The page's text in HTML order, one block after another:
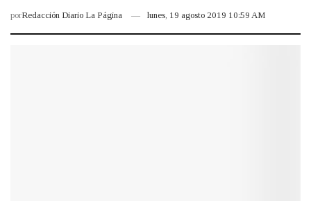
porRedacción Diario La Página lunes, 19 agosto 2019 10:59 AM